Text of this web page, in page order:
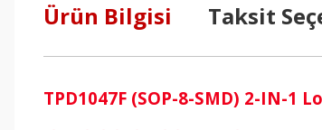
Ürün Bilgisi Taksit
TPD1047F (SOP-8-SMD) 2-IN-1